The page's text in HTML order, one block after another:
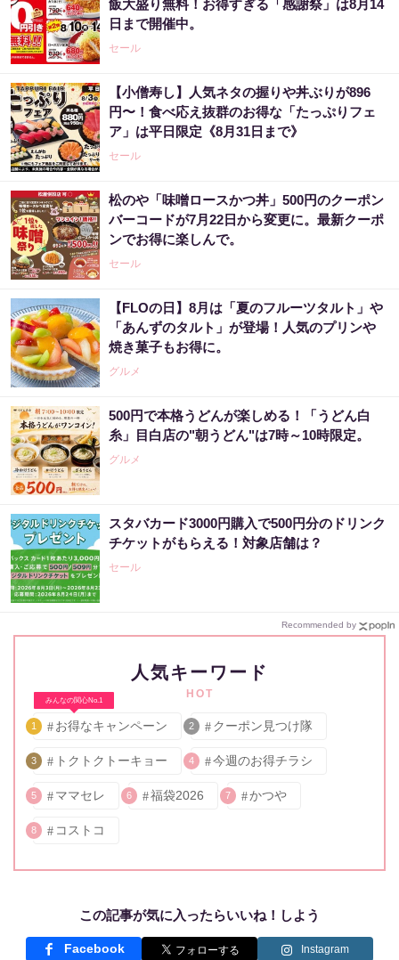
飯大盛り無料！お得すぎる「感謝祭」は8月14
日まで開催中。
セール
【小僧寿し】人気ネタの握りや丼ぶりが896
円〜！食べ応え抜群のお得な「たっぷりフェ
ア」は平日限定《8月31日まで》
セール
松のや「味噌ロースかつ丼」500円のクーポン
バーコードが7月22日から変更に。最新クーポ
ンでお得に楽しんで。
セール
【FLOの日】8月は「夏のフルーツタルト」や
「あんずのタルト」が登場！人気のプリンや
焼き菓子もお得に。
グルメ
500円で本格うどんが楽しめる！「うどん白
糸」目白店の"朝うどん"は7時～10時限定。
グルメ
スタバカード3000円購入で500円分のドリンク
チケットがもらえる！対象店舗は？
セール
Recommended by
人気キーワード
HOT
みんなの関心No.1
1 お得なキャンペーン 2 クーポン見つけ隊
3 トクトクトーキョー 4 今週のお得チラシ
5 ママセレ 6 福袋2026 7 かつや
8 コストコ
この記事が気に入ったらいいね！しよう
Facebook Instagram